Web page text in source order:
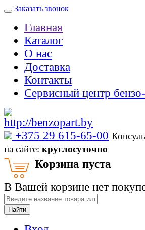
Заказать звонок
Главная
Каталог
О нас
Доставка
Контакты
Сервисный центр
‎+375 29 615-65-00
на сайте: круглосуточно
Корзина пуста
В Вашей корзине нет
Найти